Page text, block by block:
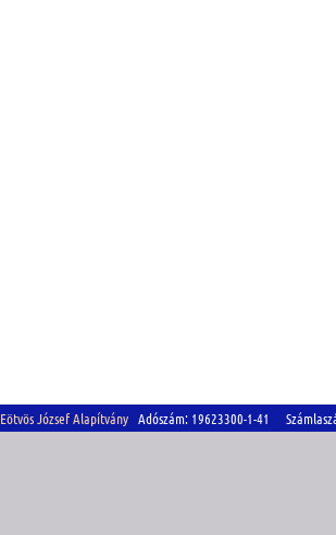
Eötvös József Alapítvány Adószám: 19623300-1-41